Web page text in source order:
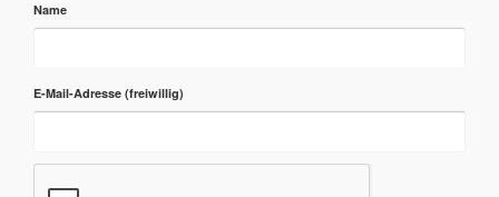
Name
E-Mail-Adresse